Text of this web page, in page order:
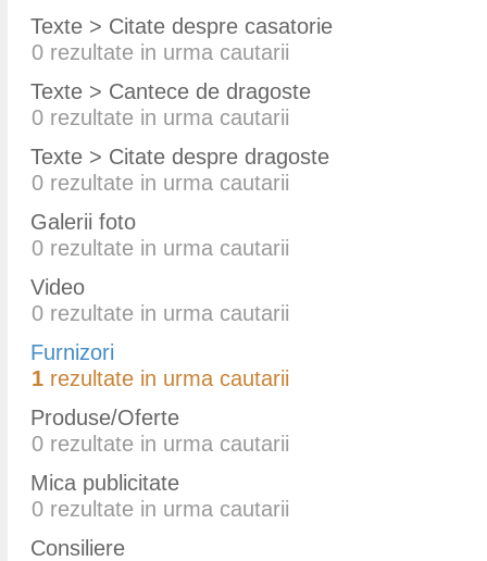
Texte > Citate despre casatorie
0 rezultate in urma cautarii
Texte > Cantece de dragoste
0 rezultate in urma cautarii
Texte > Citate despre dragoste
0 rezultate in urma cautarii
Galerii foto
0 rezultate in urma cautarii
Video
0 rezultate in urma cautarii
Furnizori
1 rezultate in urma cautarii
Produse/Oferte
0 rezultate in urma cautarii
Mica publicitate
0 rezultate in urma cautarii
Consiliere